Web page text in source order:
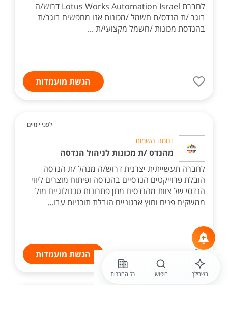
לחברת Lotus Works Automation Israel דרוש/ה
בוגר /ת הנדס/ת חשמל /מכונות אנו מחפשים בוגר/ת
בהנדסת מכונות /חשמל מקצועי/ת ...
הגשת מועמדות
לפני יומיים
נחמה השמות
מהנדס /ת מכונות לניהול הנדסה
לחברה תעשייתית יצרנית דרוש/ה מנהל /ת הנדסה
הובלת פרוייקטים הנדסיים בהנדסה ופיתוח מוצרים ליווי
הנדסי של צוות מהנדסים מתן פתרונות טכנולוגיים מול
ממשקים פנים וחוץ ארגוניים הובלת תוכניות עבו...
הגשת מועמדות
בשבילך חיפוש כל החברות